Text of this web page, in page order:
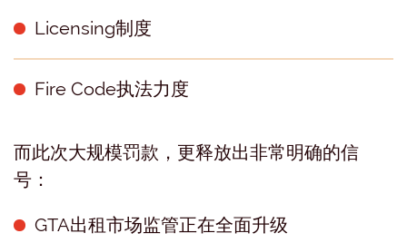
Licensing制度
Fire Code执法力度
而此次大规模罚款，更释放出非常明确的信
号：
GTA出租市场监管正在全面升级